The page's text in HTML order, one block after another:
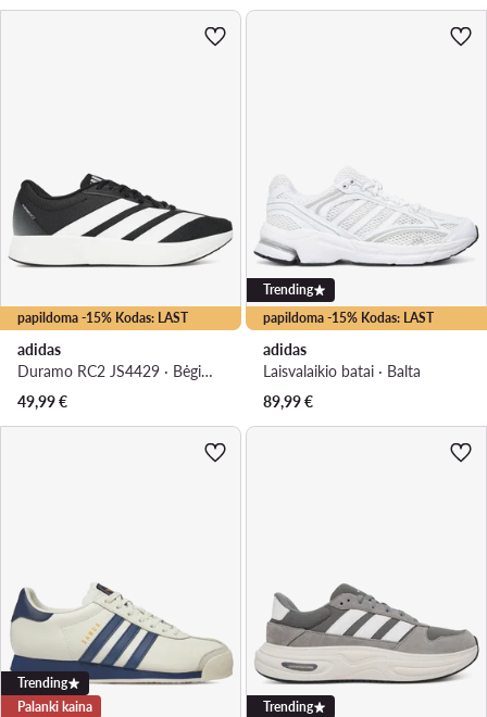
papildoma -15% Kodas: LAST
adidas
Duramo RC2 JS4429 · Bėgimo batai
49,99€
papildoma -15% Kodas: LAST
Trending
adidas
Laisvalaikio batai · Balta
89,99€
Trending
Palanki kaina
Trending